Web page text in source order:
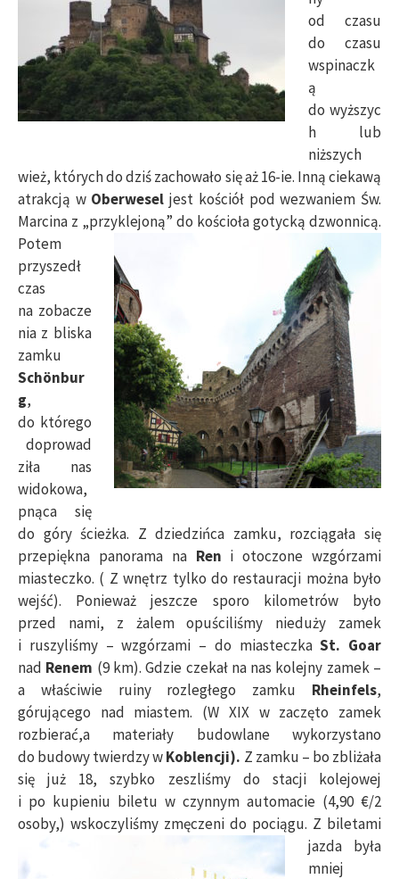
od czasu
do czasu
wspinaczk
ą
do wyższyc
h lub
niższych
wież, których do dziś zachowało się aż 16-ie. Inną ciekawą
atrakcją w Oberwesel jest kościół pod wezwaniem Św.
Marcina z „przyklejoną” do kościołagotycką dzwonnicą.
Potem
przyszedł
czas
na zobacze
nia z bliska
zamku
Schönbur
g,
do którego
doprowad
ziła nas
widokowa,
pnąca się
do góry ścieżka. Z dziedzińca zamku, rozciągała się
przepiękna panorama na Ren i otoczone wzgórzami
miasteczko. ( Z wnętrz tylko do restauracji można było
wejść). Ponieważ jeszcze sporo kilometrów było
przed nami, z żalem opuściliśmy nieduży zamek
i ruszyliśmy – wzgórzami – do miasteczkaSt. Goar
nad Renem (9 km). Gdzie czekał na nas kolejny zamek –
a właściwie ruiny rozległego zamku Rheinfels,
górującego nad miastem. (W XIX w zaczęto zamek
rozbierać,a materiały budowlane wykorzystano
do budowy twierdzy wKoblencji). Z zamku – bo zbliżała
się już 18, szybko zeszliśmy do stacji kolejowej
i po kupieniu biletu w czynnym automacie (4,90 €/2
osoby,) wskoczyliśmy zmęczeni do pociągu. Z biletami
jazdabyła
mniej